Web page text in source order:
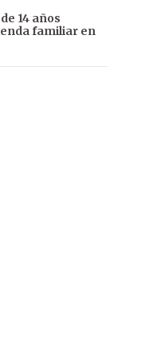
14 años
familiar en